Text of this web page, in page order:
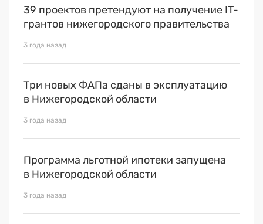
39 проектов претендуют на получение IT-
грантов нижегородского правительства
3 года назад
Три новых ФАПа сданы в эксплуатацию
в Нижегородской области
3 года назад
Программа льготной ипотеки запущена
в Нижегородской области
3 года назад